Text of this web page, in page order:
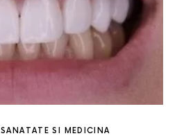
SANATATE SI MEDICINA